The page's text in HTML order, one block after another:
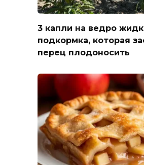
3 капли на ведро
подкормка, которая
перец плодоносить